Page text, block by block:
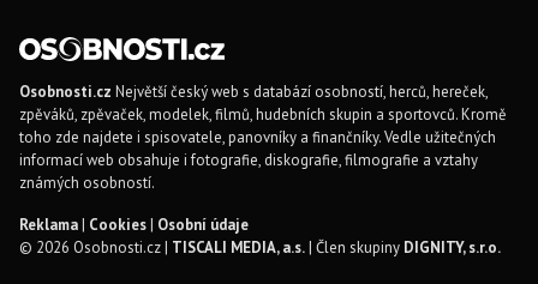
Osobnosti.cz Největší český web s databází osobností, herců, hereček,
zpěváků, zpěvaček, modelek, filmů, hudebních skupin a sportovců. Kromě
toho zde najdete i spisovatele, panovníky a finančníky. Vedle užitečných
informací web obsahuje i fotografie, diskografie, filmografie a vztahy
známých osobností.
Reklama| Cookies| Osobní údaje
© 2026 Osobnosti.cz | TISCALI MEDIA, a.s.| Člen skupiny DIGNITY, s.r.o.